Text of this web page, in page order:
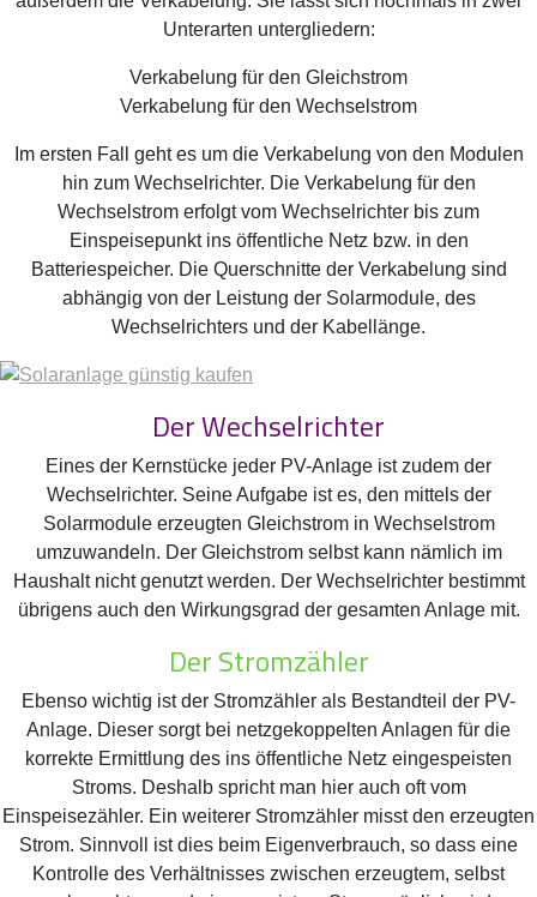
Unterarten untergliedern:
Verkabelung für den Gleichstrom
Verkabelung für den Wechselstrom
Im ersten Fall geht es um die Verkabelung von den Modulen
hin zum Wechselrichter. Die Verkabelung für den
Wechselstrom erfolgt vom Wechselrichter bis zum
Einspeisepunkt ins öffentliche Netz bzw. in den
Batteriespeicher. Die Querschnitte der Verkabelung sind
abhängig von der Leistung der Solarmodule, des
Wechselrichters und der Kabellänge.
Der Wechselrichter
Eines der Kernstücke jeder PV-Anlage ist zudem der
Wechselrichter. Seine Aufgabe ist es, den mittels der
Solarmodule erzeugten Gleichstrom in Wechselstrom
umzuwandeln. Der Gleichstrom selbst kann nämlich im
Haushalt nicht genutzt werden. Der Wechselrichter bestimmt
übrigens auch den Wirkungsgrad der gesamten Anlage mit.
Der Stromzähler
Ebenso wichtig ist der Stromzähler als Bestandteil der PV-
Anlage. Dieser sorgt bei netzgekoppelten Anlagen für die
korrekte Ermittlung des ins öffentliche Netz eingespeisten
Stroms. Deshalb spricht man hier auch oft vom
Einspeisezähler. Ein weiterer Stromzähler misst den erzeugten
Strom. Sinnvoll ist dies beim Eigenverbrauch, so dass eine
Kontrolle des Verhältnisses zwischen erzeugtem, selbst